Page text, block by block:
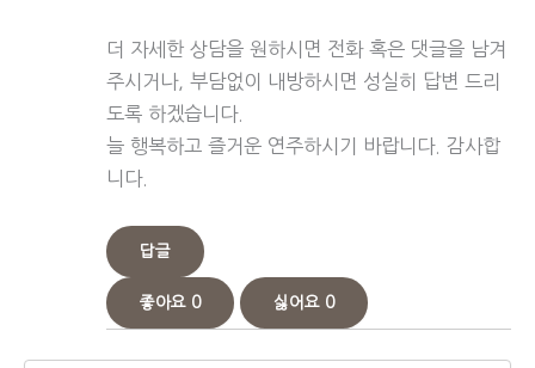
더 자세한 상담을 원하시면 전화 혹은 댓글을 남겨
주시거나, 부담없이 내방하시면 성실히 답변 드리
도록 하겠습니다.
늘 행복하고 즐거운 연주하시기 바랍니다. 감사합
니다.
답글
좋아요 0 싫어요 0